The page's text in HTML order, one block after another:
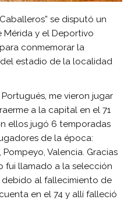
se disputó un
Mérida y el Deportivo
conmemorar la
estadio de la localidad
me vieron jugar
a la capital en el 71
ellos jugó 6 temporadas
de la época:
Pompeyo, Valencia. Gracias
fui llamado a la selección
debido al fallecimiento de
en el 74 y allí falleció